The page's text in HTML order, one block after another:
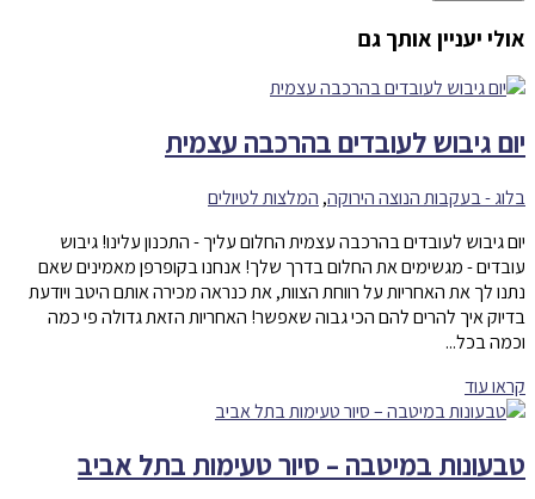
אולי יעניין אותך גם
יום גיבוש לעובדים בהרכבה עצמית
בלוג - בעקבות הנוצה הירוקה, המלצות לטיולים
יום גיבוש לעובדים בהרכבה עצמית החלום עליך - התכנון עלינו! גיבוש
עובדים - מגשימים את החלום בדרך שלך! אנחנו בקופרפן מאמינים שאם
נתנו לך את האחריות על רווחת הצוות, את כנראה מכירה אותם היטב ויודעת
בדיוק איך להרים להם הכי גבוה שאפשר! האחריות הזאת גדולה פי כמה
וכמה בכל...
קראו עוד
טבעונות במיטבה – סיור טעימות בתל אביב